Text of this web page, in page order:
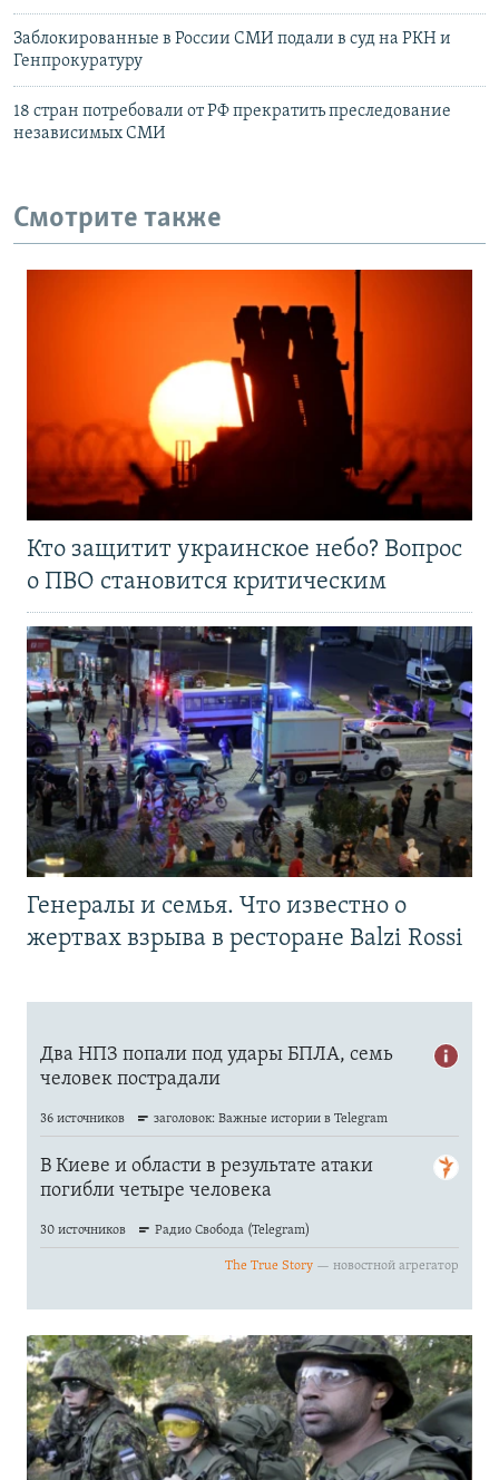
Заблокированные в России СМИ подали в суд на РКН и
Генпрокуратуру
18 стран потребовали от РФ прекратить преследование
независимых СМИ
Смотрите также
Кто защитит украинское небо? Вопрос
о ПВО становится критическим
Генералы и семья. Что известно о
жертвах взрыва в ресторане Balzi Rossi